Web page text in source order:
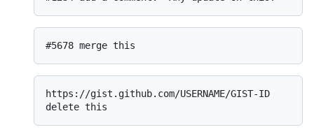
https://gist.github.com/USERNAME/GIST-ID